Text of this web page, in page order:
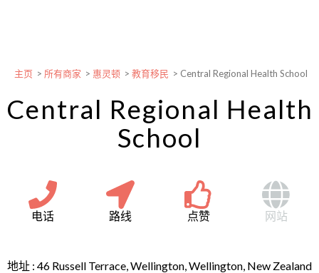
主页 > 所有商家 > 惠灵顿 > 教育移民 > Central Regional Health School
Central Regional Health
School
电话 路线 点赞 网站
地址 : 46 Russell Terrace, Wellington, Wellington, New Zealand